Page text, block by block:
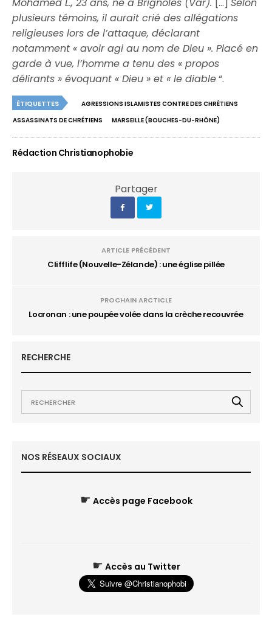
plusieurs témoins, il aurait crié des allégations
religieuses lors de l’attaque, déclarant
notamment « avoir agi au nom de Dieu ». Placé en
garde à vue, l’homme a tenu des « propos
délirants » évoquant « Dieu » et « le diable“.
ÉTIQUETTES
AGRESSIONS ISLAMISTES CONTRE DES CHRÉTIENS
ASSASSINATS DE CHRÉTIENS
MARSEILLE (BOUCHES-DU-RHÔNE)
Rédaction Christianophobie
Partager
ARTICLE PRÉCÉDENT
Clifflife (Nouvelle-Zélande) : une église pillée
PROCHAIN ARCTICLE
Locronan : une poupée volée dans la crèche recouvrée
RECHERCHE
NOS RÉSEAUX SOCIAUX
☛ Accès page Facebook
☛ Accès au Twitter